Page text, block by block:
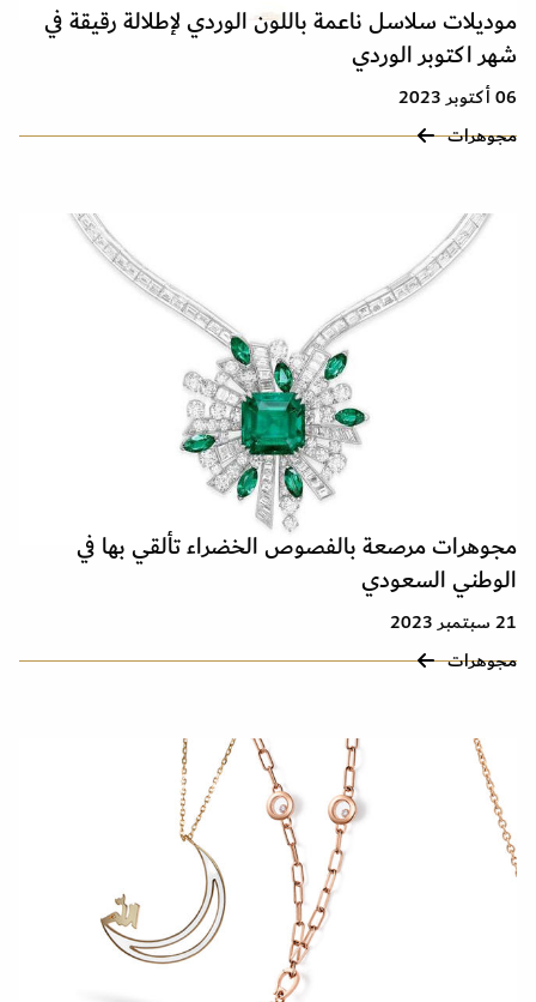
موديلات سلاسل ناعمة باللون الوردي لإطلالة رقيقة في
شهر اكتوبر الوردي
06 أكتوبر 2023
مجوهرات
مجوهرات مرصعة بالفصوص الخضراء تألقي بها في
الوطني السعودي
21 سبتمبر 2023
مجوهرات